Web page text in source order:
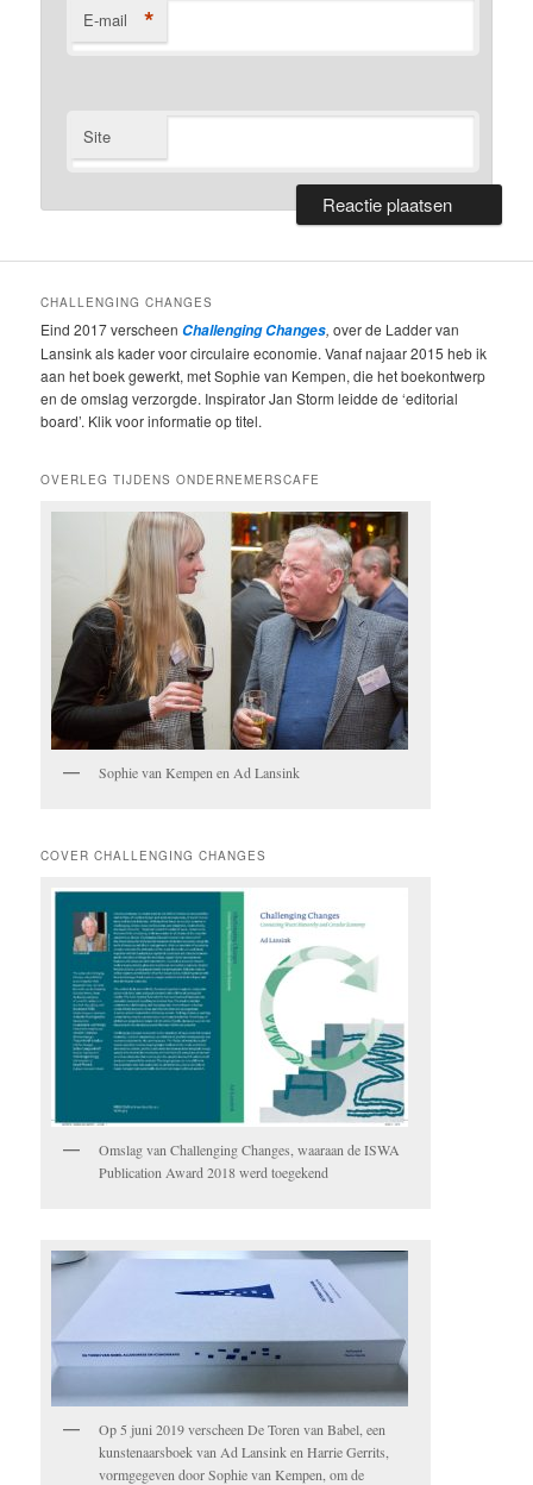
E-mail *
Site
CHALLENGING CHANGES
Eind 2017 verscheen Challenging Changes, over de Ladder van
Lansink als kader voor circulaire economie. Vanaf najaar 2015 heb ik
aan het boek gewerkt, met Sophie van Kempen, die het boekontwerp
en de omslag verzorgde. Inspirator Jan Storm leidde de ‘editorial
board’. Klik voor informatie op titel.
OVERLEG TIJDENS ONDERNEMERSCAFE
Sophie van Kempen en Ad Lansink
COVER CHALLENGING CHANGES
Omslag van Challenging Changes, waaraan de ISWA
Publication Award 2018 werd toegekend
Op 5 juni 2019 verscheen De Toren van Babel, een
kunstenaarsboek van Ad Lansink en Harrie Gerrits,
vormgegeven door Sophie van Kempen, om de